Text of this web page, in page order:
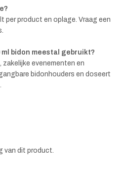
per product en oplage. Vraag een
bidon meestal gebruikt?
evenementen en
bidonhouders en doseert
van dit product.